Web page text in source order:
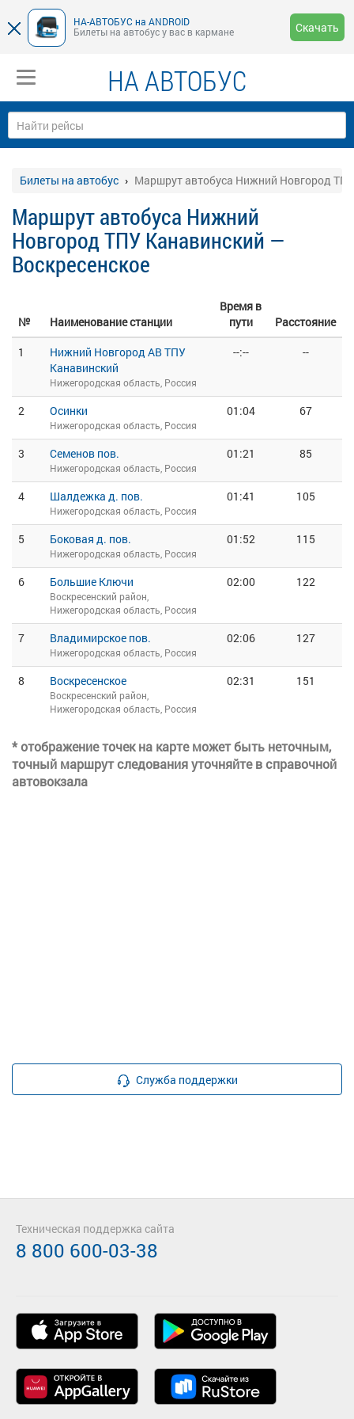
НА-АВТОБУС на ANDROID
Билеты на автобус у вас в кармане
Скачать
НА АВТОБУС
Билеты на автобус Маршрут автобуса Нижний Новгород
Маршрут автобуса Нижний
Новгород ТПУ Канавинский —
Воскресенское
№ Наименование станции
Время в
пути
Расстояние
1
Нижний Новгород АВ ТПУ
Канавинский
Нижегородская область, Россия
--:-- --
2 Осинки
Нижегородская область, Россия
01:04 67
3 Семенов пов.
Нижегородская область, Россия
01:21 85
4 Шалдежка д. пов.
Нижегородская область, Россия
01:41 105
5 Боковая д. пов.
Нижегородская область, Россия
01:52 115
6 Большие Ключи
Воскресенский район,
Нижегородская область, Россия
02:00 122
7 Владимирское пов.
Нижегородская область, Россия
02:06 127
8 Воскресенское
Воскресенский район,
Нижегородская область, Россия
02:31 151
* отображение точек на карте может быть неточным,
точный маршрут следования уточняйте в справочной
автовокзала
Служба поддержки
Техническая поддержка сайта
8 800 600-03-38